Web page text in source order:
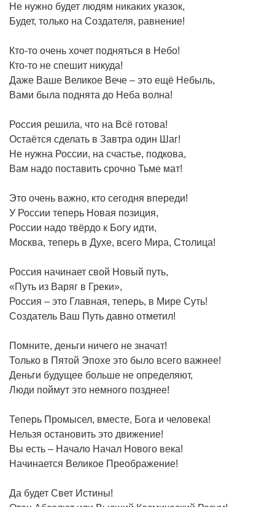
Не нужно будет людям никаких указок,
Будет, только на Создателя, равнение!
Кто-то очень хочет подняться в Небо!
Кто-то не спешит никуда!
Даже Ваше Великое Вече – это ещё Небыль,
Вами была поднята до Неба волна!
Россия решила, что на Всё готова!
Остаётся сделать в Завтра один Шаг!
Не нужна России, на счастье, подкова,
Вам надо поставить срочно Тьме мат!
Это очень важно, кто сегодня впереди!
У России теперь Новая позиция,
России надо твёрдо к Богу идти,
Москва, теперь в Духе, всего Мира, Столица!
Россия начинает свой Новый путь,
«Путь из Варяг в Греки»,
Россия – это Главная, теперь, в Мире Суть!
Создатель Ваш Путь давно отметил!
Помните, деньги ничего не значат!
Только в Пятой Эпохе это было всего важнее!
Деньги будущее больше не определяют,
Люди поймут это немного позднее!
Теперь Промысел, вместе, Бога и человека!
Нельзя остановить это движение!
Вы есть – Начало Начал Нового века!
Начинается Великое Преображение!
Да будет Свет Истины!